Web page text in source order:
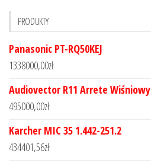
PRODUKTY
Panasonic PT-RQ50KEJ
1338000,00zł
Audiovector R11 Arrete Wiśniowy
495000,00zł
Karcher MIC 35 1.442-251.2
434401,56zł